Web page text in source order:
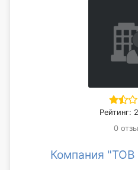
Рейтинг:
0
Компания